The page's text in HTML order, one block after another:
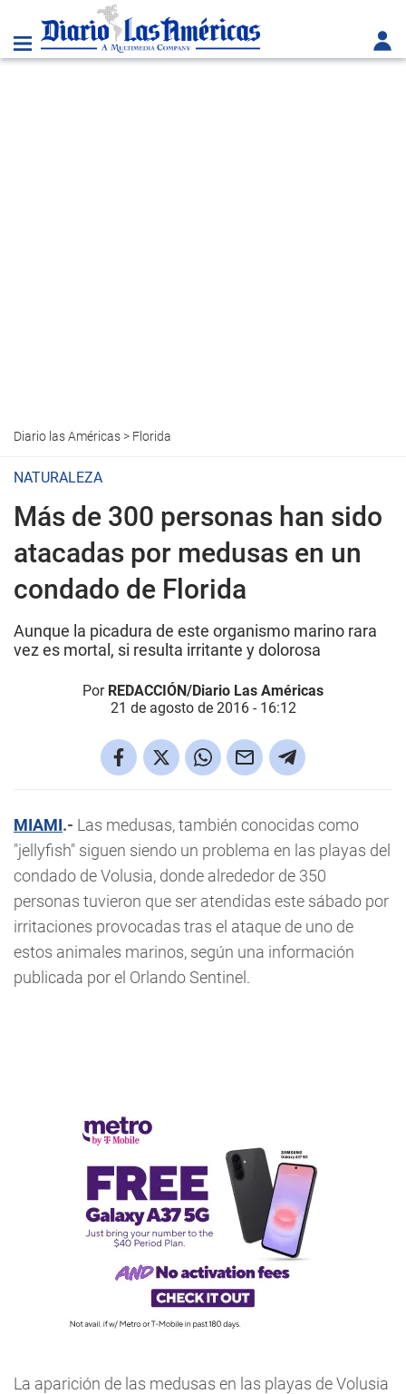
Diario las Américas> Florida
NATURALEZA
Más de 300 personas han sido
atacadas por medusas en un
condado de Florida
Aunque la picadura de este organismo marino rara
vez es mortal, si resulta irritante y dolorosa
Por REDACCIÓN/Diario Las Américas
21 de agosto de 2016 - 16:12
MIAMI.- Las medusas, también conocidas como
"jellyfish" siguen siendo un problema en las playas del
condado de Volusia, donde alrededor de 350
personas tuvieron que ser atendidas este sábado por
irritaciones provocadas tras el ataque de uno de
estos animales marinos, según una información
publicada por el Orlando Sentinel.
La aparición de las medusas en las playas de Volusia